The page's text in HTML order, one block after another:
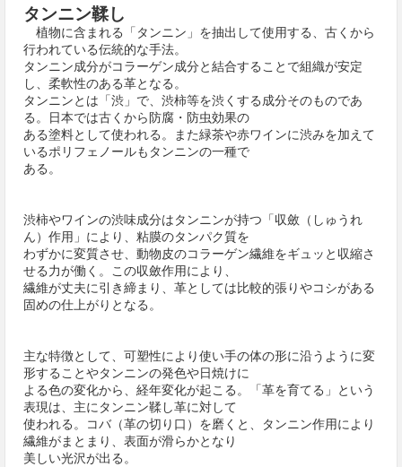
タンニン鞣し
植物に含まれる「タンニン」を抽出して使用する、古くから
行われている伝統的な手法。
タンニン成分がコラーゲン成分と結合することで組織が安定
し、柔軟性のある革となる。
タンニンとは「渋」で、渋柿等を渋くする成分そのものであ
る。日本では古くから防腐・防虫効果の
ある塗料として使われる。また緑茶や赤ワインに渋みを加えて
いるポリフェノールもタンニンの一種で
ある。
渋柿やワインの渋味成分はタンニンが持つ「収斂（しゅうれ
ん）作用」により、粘膜のタンパク質を
わずかに変質させ、動物皮のコラーゲン繊維をギュッと収縮さ
せる力が働く。この収斂作用により、
繊維が丈夫に引き締まり、革としては比較的張りやコシがある
固めの仕上がりとなる。
主な特徴として、可塑性により使い手の体の形に沿うように変
形することやタンニンの発色や日焼けに
よる色の変化から、経年変化が起こる。「革を育てる」という
表現は、主にタンニン鞣し革に対して
使われる。コバ（革の切り口）を磨くと、タンニン作用により
繊維がまとまり、表面が滑らかとなり
美しい光沢が出る。